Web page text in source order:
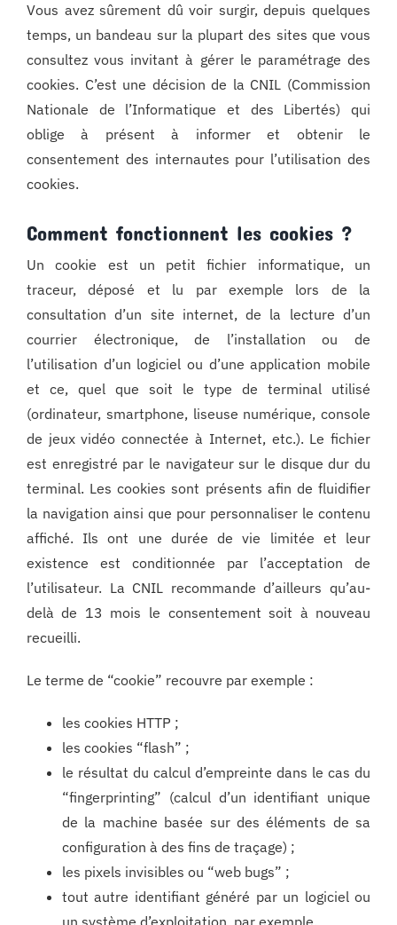
Vous avez sûrement dû voir surgir, depuis quelques
temps, un bandeau sur la plupart des sites que vous
consultez vous invitant à gérer le paramétrage des
cookies. C’est une décision de la CNIL (Commission
Nationale de l’Informatique et des Libertés) qui
oblige à présent à informer et obtenir le
consentement des internautes pour l’utilisation des
cookies.
Comment fonctionnent les cookies ?
Un cookie est un petit fichier informatique, un
traceur, déposé et lu par exemple lors de la
consultation d’un site internet, de la lecture d’un
courrier électronique, de l’installation ou de
l’utilisation d’un logiciel ou d’une application mobile
et ce, quel que soit le type de terminal utilisé
(ordinateur, smartphone, liseuse numérique, console
de jeux vidéo connectée à Internet, etc.). Le fichier
est enregistré par le navigateur sur le disque dur du
terminal. Les cookies sont présents afin de fluidifier
la navigation ainsi que pour personnaliser le contenu
affiché. Ils ont une durée de vie limitée et leur
existence est conditionnée par l’acceptation de
l’utilisateur. La CNIL recommande d’ailleurs qu’au-
delà de 13 mois le consentement soit à nouveau
recueilli.
Le terme de “cookie” recouvre par exemple :
les cookies HTTP ;
les cookies “flash” ;
le résultat du calcul d’empreinte dans le cas du
“fingerprinting” (calcul d’un identifiant unique
de la machine basée sur des éléments de sa
configuration à des fins de traçage) ;
les pixels invisibles ou “web bugs” ;
tout autre identifiant généré par un logiciel ou